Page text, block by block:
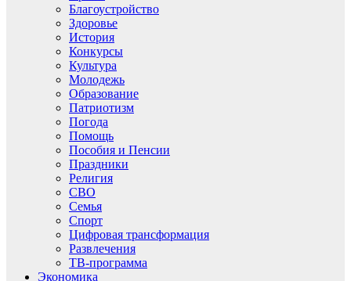
Благоустройство
Здоровье
История
Конкурсы
Культура
Молодежь
Образование
Патриотизм
Погода
Помощь
Пособия и Пенсии
Праздники
Религия
СВО
Семья
Спорт
Цифровая трансформация
Развлечения
ТВ-программа
Экономика